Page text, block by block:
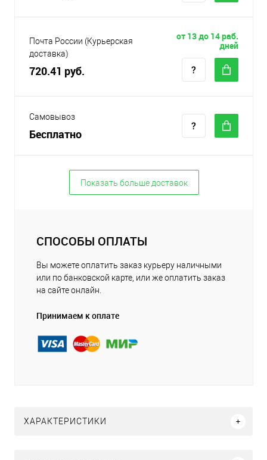
Почта России (Курьерская
доставка)
720.41 руб.
от 13 до 14 раб.
дней
Самовывоз
Бесплатно
Показать больше доставок
СПОСОБЫ ОПЛАТЫ
Вы можете оплатить заказ курьеру наличными
или по банковской карте, или же оплатить заказ
на сайте онлайн.
Принимаем к оплате
ХАРАКТЕРИСТИКИ